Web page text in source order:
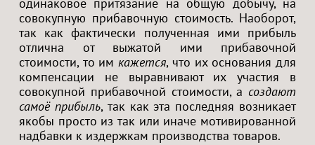
совокупную прибавочную стоимость. Наоборот,
так как фактически полученная ими прибыль
отлична от выжатой ими прибавочной
стоимости, то имкажется, что их основания для
компенсации не выравнивают их участия в
совокупной прибавочной стоимости, а создают
самоё прибыль, так как эта последняя возникает
якобы просто из так или иначе мотивированной
надбавки к издержкам производства товаров.